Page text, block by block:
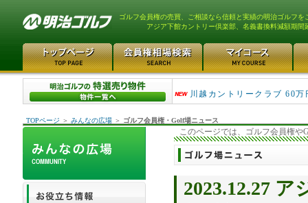
ゴルフ会員権の売買、ご相談なら信頼と実績の明治ゴルフを
アジア下館カントリー倶楽部、名義書換料減額期間
津久井湖ゴルフ倶楽部 80万
川越カントリークラブ 60万
TOPページ ＞ みんなの広場 ＞ ゴルフ会員権・Golf場ニュース
このページでは、ゴルフ会員権や
2023.12.27